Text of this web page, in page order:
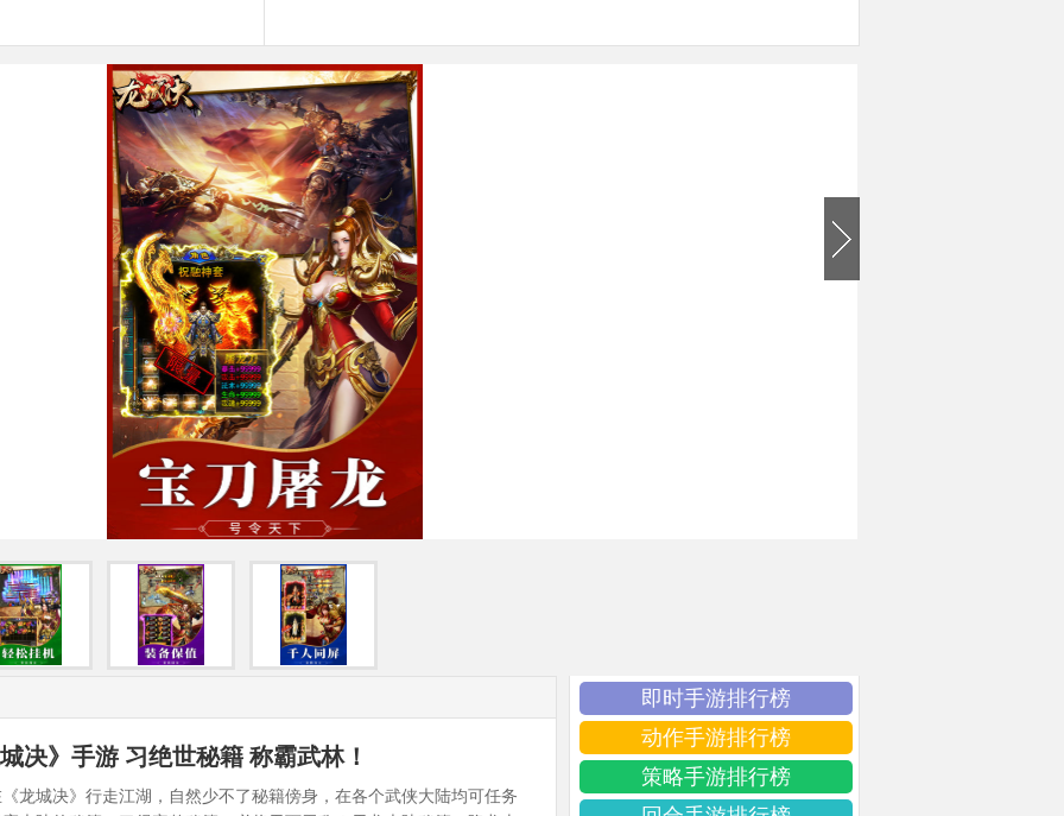
城决》手游 习绝世秘籍 称霸武林！
城决》行走江湖，自然少不了秘籍傍身，在各个武侠大陆均可任务
即时手游排行榜
动作手游排行榜
策略手游排行榜